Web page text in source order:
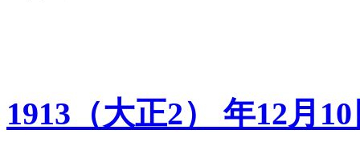
1913（大正2） 年12月